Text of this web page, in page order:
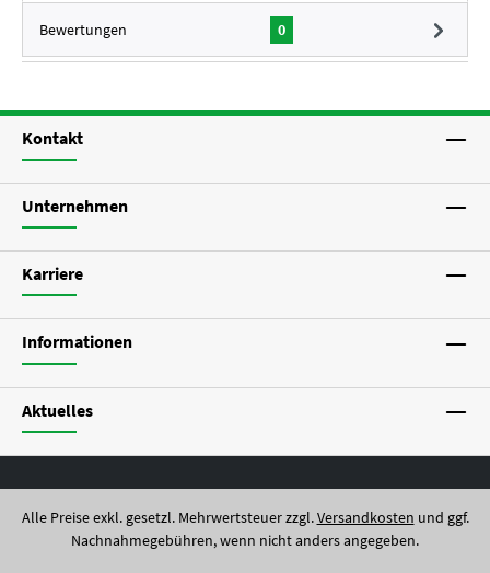
Bewertungen 0
Kontakt
Unternehmen
Karriere
Informationen
Aktuelles
Alle Preise exkl. gesetzl. Mehrwertsteuer zzgl.Versandkosten und ggf.
Nachnahmegebühren, wenn nicht anders angegeben.